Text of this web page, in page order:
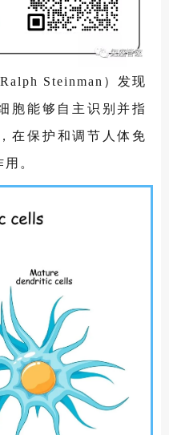
Steinman）发现
胞能够自主识别并指
在保护和调节人体免
。